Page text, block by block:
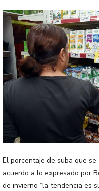
El porcentaje de suba que
acuerdo a lo expresado por
de invierno “la tendencia es